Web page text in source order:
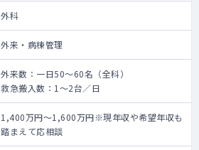
外科
外来・病棟管理
外来数：一日50～60名（全科）
救急搬入数：1～2台／日
1,400万円～1,600万円※現年収や希望年収も
踏まえて応相談